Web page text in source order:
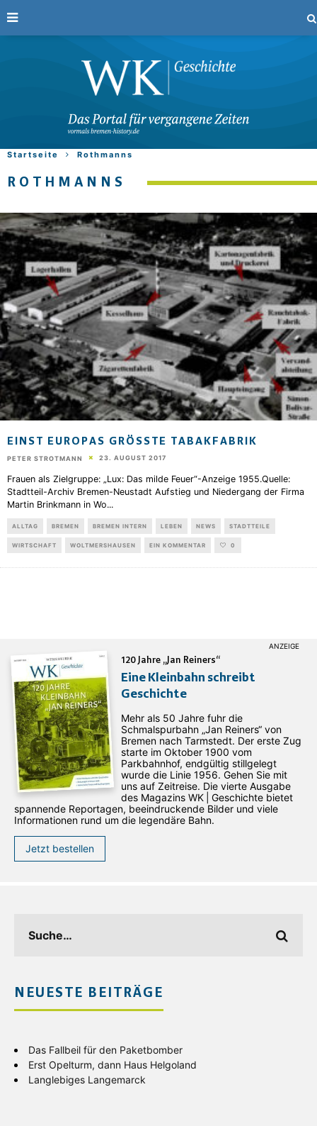
Startseite Rothmanns
ROTHMANNS
EINST EUROPAS GRÖSSTE TABAKFABRIK
PETER STROTMANN 23. AUGUST 2017
Frauen als Zielgruppe: „Lux: Das milde Feuer“-Anzeige 1955.Quelle:
Stadtteil-Archiv Bremen-Neustadt Aufstieg und Niedergang der Firma
Martin Brinkmann in Wo...
ALLTAG BREMEN BREMEN INTERN LEBEN NEWS STADTTEILE
WIRTSCHAFT WOLTMERSHAUSEN EIN KOMMENTAR 0
120 Jahre „Jan Reiners“
Eine Kleinbahn schreibt
Geschichte
Mehr als 50 Jahre fuhr die
Schmalspurbahn „Jan ­Reiners“ von
Bremen nach Tarmstedt. Der erste Zug
starte im Oktober 1900 vom
Parkbahnhof, endgültig stillgelegt
wurde die Linie 1956. Gehen Sie mit
uns auf Zeitreise. Die vierte Ausgabe
des ­Magazins WK | Geschichte bietet
spannende Reportagen, beeindruckende Bilder und viele
Informationen rund um die legendäre Bahn.
Jetzt bestellen
NEUESTE BEITRÄGE
Das Fallbeil für den Paketbomber
Erst Opelturm, dann Haus Helgoland
Langlebiges Langemarck